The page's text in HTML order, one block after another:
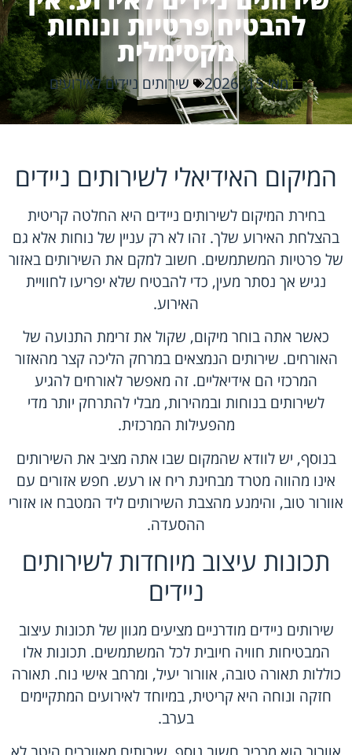
להבטיח פרטיות ונוחות
מקסימלית
מאי 15, 2026 שירותים ניידים לאירועים
המיקום האידיאלי לשירותים ניידים
בחירת המיקום לשירותים ניידים היא החלטה קריטית
בהצלחת האירוע שלך. זהו לא רק עניין של נוחות אלא גם
של פרטיות המשתמשים. חשוב למקם את השירותים באזור
נגיש אך נסתר מעין, כדי להבטיח שלא יפריעו לחוויית
האירוע.
כאשר אתה בוחר מיקום, שקול את זרימת התנועה של
האורחים. שירותים הנמצאים במרחק הליכה קצר מהאזור
המרכזי הם אידיאליים. זה מאפשר לאורחים להגיע
לשירותים בנוחות ובמהירות, מבלי להתרחק יותר מדי
מהפעילות המרכזית.
בנוסף, יש לוודא שהמקום שבו אתה מציב את השירותים
אינו מהווה מטרד מבחינת ריח או רעש. חפש אזורים עם
אוורור טוב, והימנע מהצבת השירותים ליד המטבח או אזורי
ההסעדה.
תכונות עיצוב מיוחדות לשירותים
ניידים
שירותים ניידים מודרניים מציעים מגוון של תכונות עיצוב
המבטיחות חוויה חיובית לכל המשתמשים. תכונות אלו
כוללות תאורה טובה, אוורור יעיל, ומרחב אישי נוח. תאורה
חזקה ונוחה היא קריטית, במיוחד לאירועים המתקיימים
בערב.